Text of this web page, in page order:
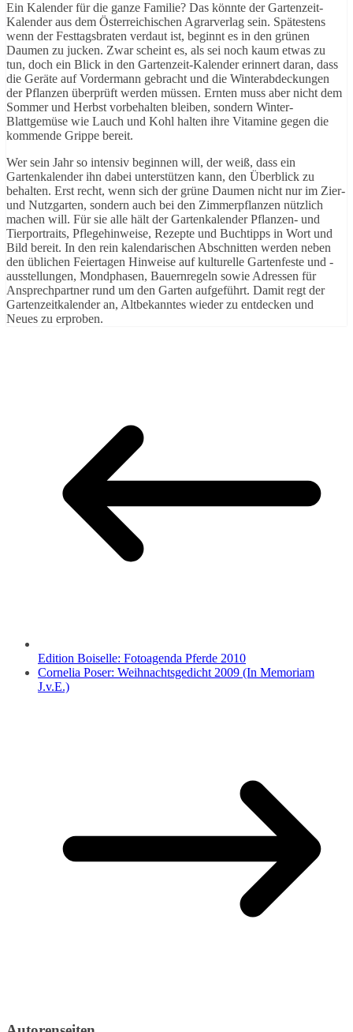
Ein Kalender für die ganze Familie? Das könnte der Gartenzeit-
Kalender aus dem Österreichischen Agrarverlag sein. Spätestens
wenn der Festtagsbraten verdaut ist, beginnt es in den grünen
Daumen zu jucken. Zwar scheint es, als sei noch kaum etwas zu
tun, doch ein Blick in den Gartenzeit-Kalender erinnert daran, dass
die Geräte auf Vordermann gebracht und die Winterabdeckungen
der Pflanzen überprüft werden müssen. Ernten muss aber nicht dem
Sommer und Herbst vorbehalten bleiben, sondern Winter-
Blattgemüse wie Lauch und Kohl halten ihre Vitamine gegen die
kommende Grippe bereit.
Wer sein Jahr so intensiv beginnen will, der weiß, dass ein
Gartenkalender ihn dabei unterstützen kann, den Überblick zu
behalten. Erst recht, wenn sich der grüne Daumen nicht nur im Zier-
und Nutzgarten, sondern auch bei den Zimmerpflanzen nützlich
machen will. Für sie alle hält der Gartenkalender Pflanzen- und
Tierportraits, Pflegehinweise, Rezepte und Buchtipps in Wort und
Bild bereit. In den rein kalendarischen Abschnitten werden neben
den üblichen Feiertagen Hinweise auf kulturelle Gartenfeste und -
ausstellungen, Mondphasen, Bauernregeln sowie Adressen für
Ansprechpartner rund um den Garten aufgeführt. Damit regt der
Gartenzeitkalender an, Altbekanntes wieder zu entdecken und
Neues zu erproben.
Edition Boiselle: Fotoagenda Pferde 2010
Cornelia Poser: Weihnachtsgedicht 2009 (In Memoriam
J.v.E.)